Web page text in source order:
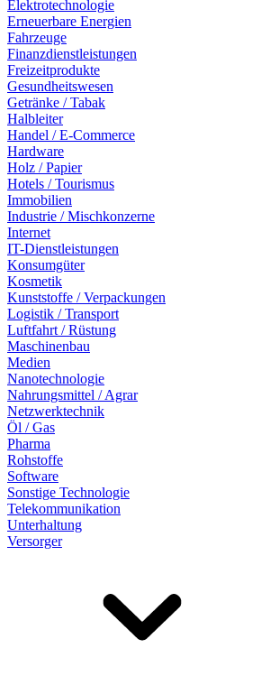
Elektrotechnologie
Erneuerbare Energien
Fahrzeuge
Finanzdienstleistungen
Freizeitprodukte
Gesundheitswesen
Getränke / Tabak
Halbleiter
Handel / E-Commerce
Hardware
Holz / Papier
Hotels / Tourismus
Immobilien
Industrie / Mischkonzerne
Internet
IT-Dienstleistungen
Konsumgüter
Kosmetik
Kunststoffe / Verpackungen
Logistik / Transport
Luftfahrt / Rüstung
Maschinenbau
Medien
Nanotechnologie
Nahrungsmittel / Agrar
Netzwerktechnik
Öl / Gas
Pharma
Rohstoffe
Software
Sonstige Technologie
Telekommunikation
Unterhaltung
Versorger